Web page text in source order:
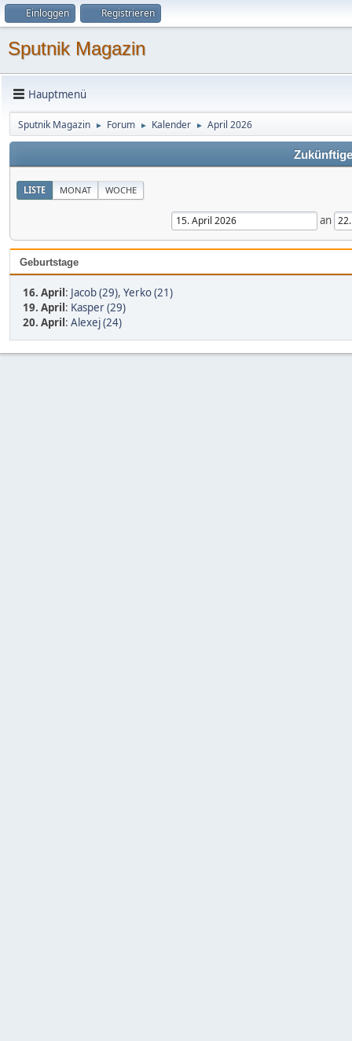
Einloggen Registrieren
Sputnik Magazin
Hauptmenü
Sputnik Magazin ► Forum ► Kalender ► April 2026
LISTE MONAT WOCHE
an
Geburtstage
16. April: Jacob (29), Yerko (21)
19. April: Kasper (29)
20. April: Alexej (24)